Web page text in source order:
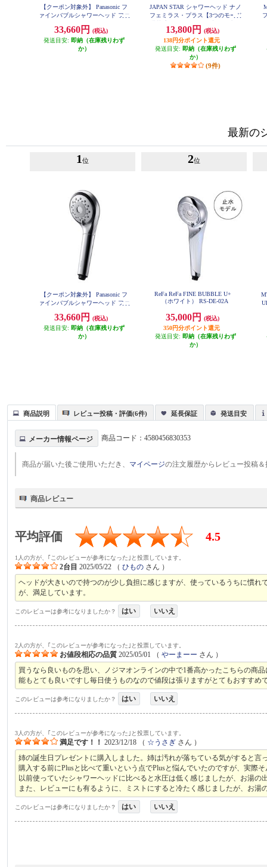
【クーポン対象外】 Panasonic フ
ァインバブルシャワーヘッド ファ
33,660円
(税込)
発送目安: 即納（在庫残りわず
か）
JAPAN STAR シャワーヘッド ナノ
フェミラス・プラス【3つのモード
NF2210P2
13,800円
(税込)
138円分ポイント還元
発送目安: 即納（在庫残りわず
か）
(9件)
最新の
1 位
【クーポン対象外】 Panasonic フ
ァインバブルシャワーヘッド ファ
33,660円
(税込)
発送目安: 即納（在庫残りわず
か）
2位
ReFa ReFa FINE BUBBLE U+
（ホワイト） RS-DE-02A
35,000円
(税込)
350円分ポイント還元
発送目安: 即納（在庫残りわず
か）
商品説明 レビュー投稿・評価(6件) 延長保証 発送目安
メーカー情報ページ 商品コード：4580456830353
商品が届いた後ご使用いただき、 マイページの注文履歴からレビュー投稿
商品レビュー
平均評価 4.5
1人の方が、｢このレビューが参考になった｣と投票しています。
2台目 2025/05/22 （ひもの さん ）
ヘッドが大きいので持つのが少し負担に感じますが、使っているうちに慣
が、満足しています。
このレビューは参考になりましたか？ はい いいえ
2人の方が、｢このレビューが参考になった｣と投票しています。
お値段相応の品質 2025/05/01 （やーまーー さん ）
買うなら良いものを思い、ノジマオンラインの中で1番高かったこちらの商
能もとても良いですし毎日使うものなので値段は張りますがとてもおすすめ
このレビューは参考になりましたか？ はい いいえ
3人の方が、｢このレビューが参考になった｣と投票しています。
満足です！！ 2023/12/18 （ ☆うさぎ さん ）
姉の誕生日プレゼントに購入しました。姉は汚れが落ちている気がすると言
購入する前にPlusと比べて重いという点でPlusと悩んでいたのですが、実際
以前使っていたシャワーヘッドに比べると水圧は低く感じましたが、お湯
また、レビューにも有るように、ミストにすると冷たく感じましたが、お
このレビューは参考になりましたか？ はい いいえ